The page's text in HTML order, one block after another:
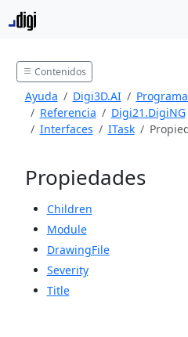
Contenidos
Ayuda Digi3D.AI
Referencia
Digi21.DigiNG
Interfaces
ITask
Propiedades
Children
Module
DrawingFile
Severity
Title